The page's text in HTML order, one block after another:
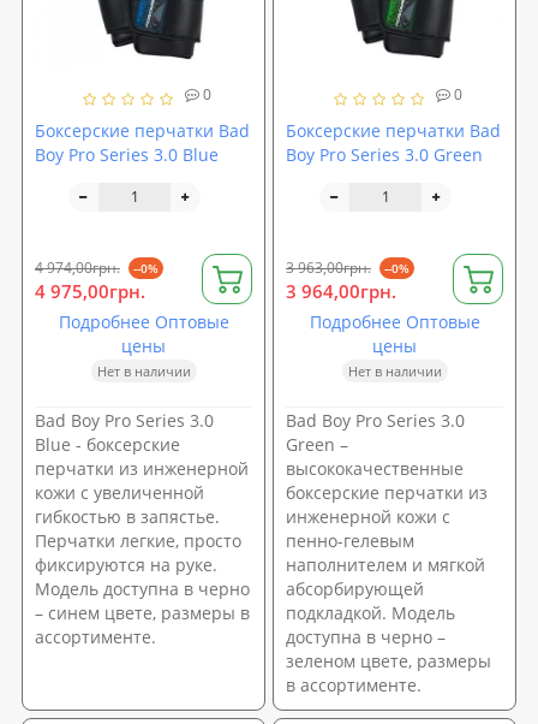
0
Боксерские перчатки Bad
Boy Pro Series 3.0 Blue
4 974,00грн. --0%
4 975,00грн.
Подробнее Оптовые
цены
Нет в наличии
Bad Boy Pro Series 3.0
Blue - боксерские
перчатки из инженерной
кожи с увеличенной
гибкостью в запястье.
Перчатки легкие, просто
фиксируются на руке.
Модель доступна в черно
– синем цвете, размеры в
ассортименте.
0
Боксерские перчатки Bad
Boy Pro Series 3.0 Green
3 963,00грн. --0%
3 964,00грн.
Подробнее Оптовые
цены
Нет в наличии
Bad Boy Pro Series 3.0
Green –
высококачественные
боксерские перчатки из
инженерной кожи с
пенно-гелевым
наполнителем и мягкой
абсорбирующей
подкладкой. Модель
доступна в черно –
зеленом цвете, размеры
в ассортименте.